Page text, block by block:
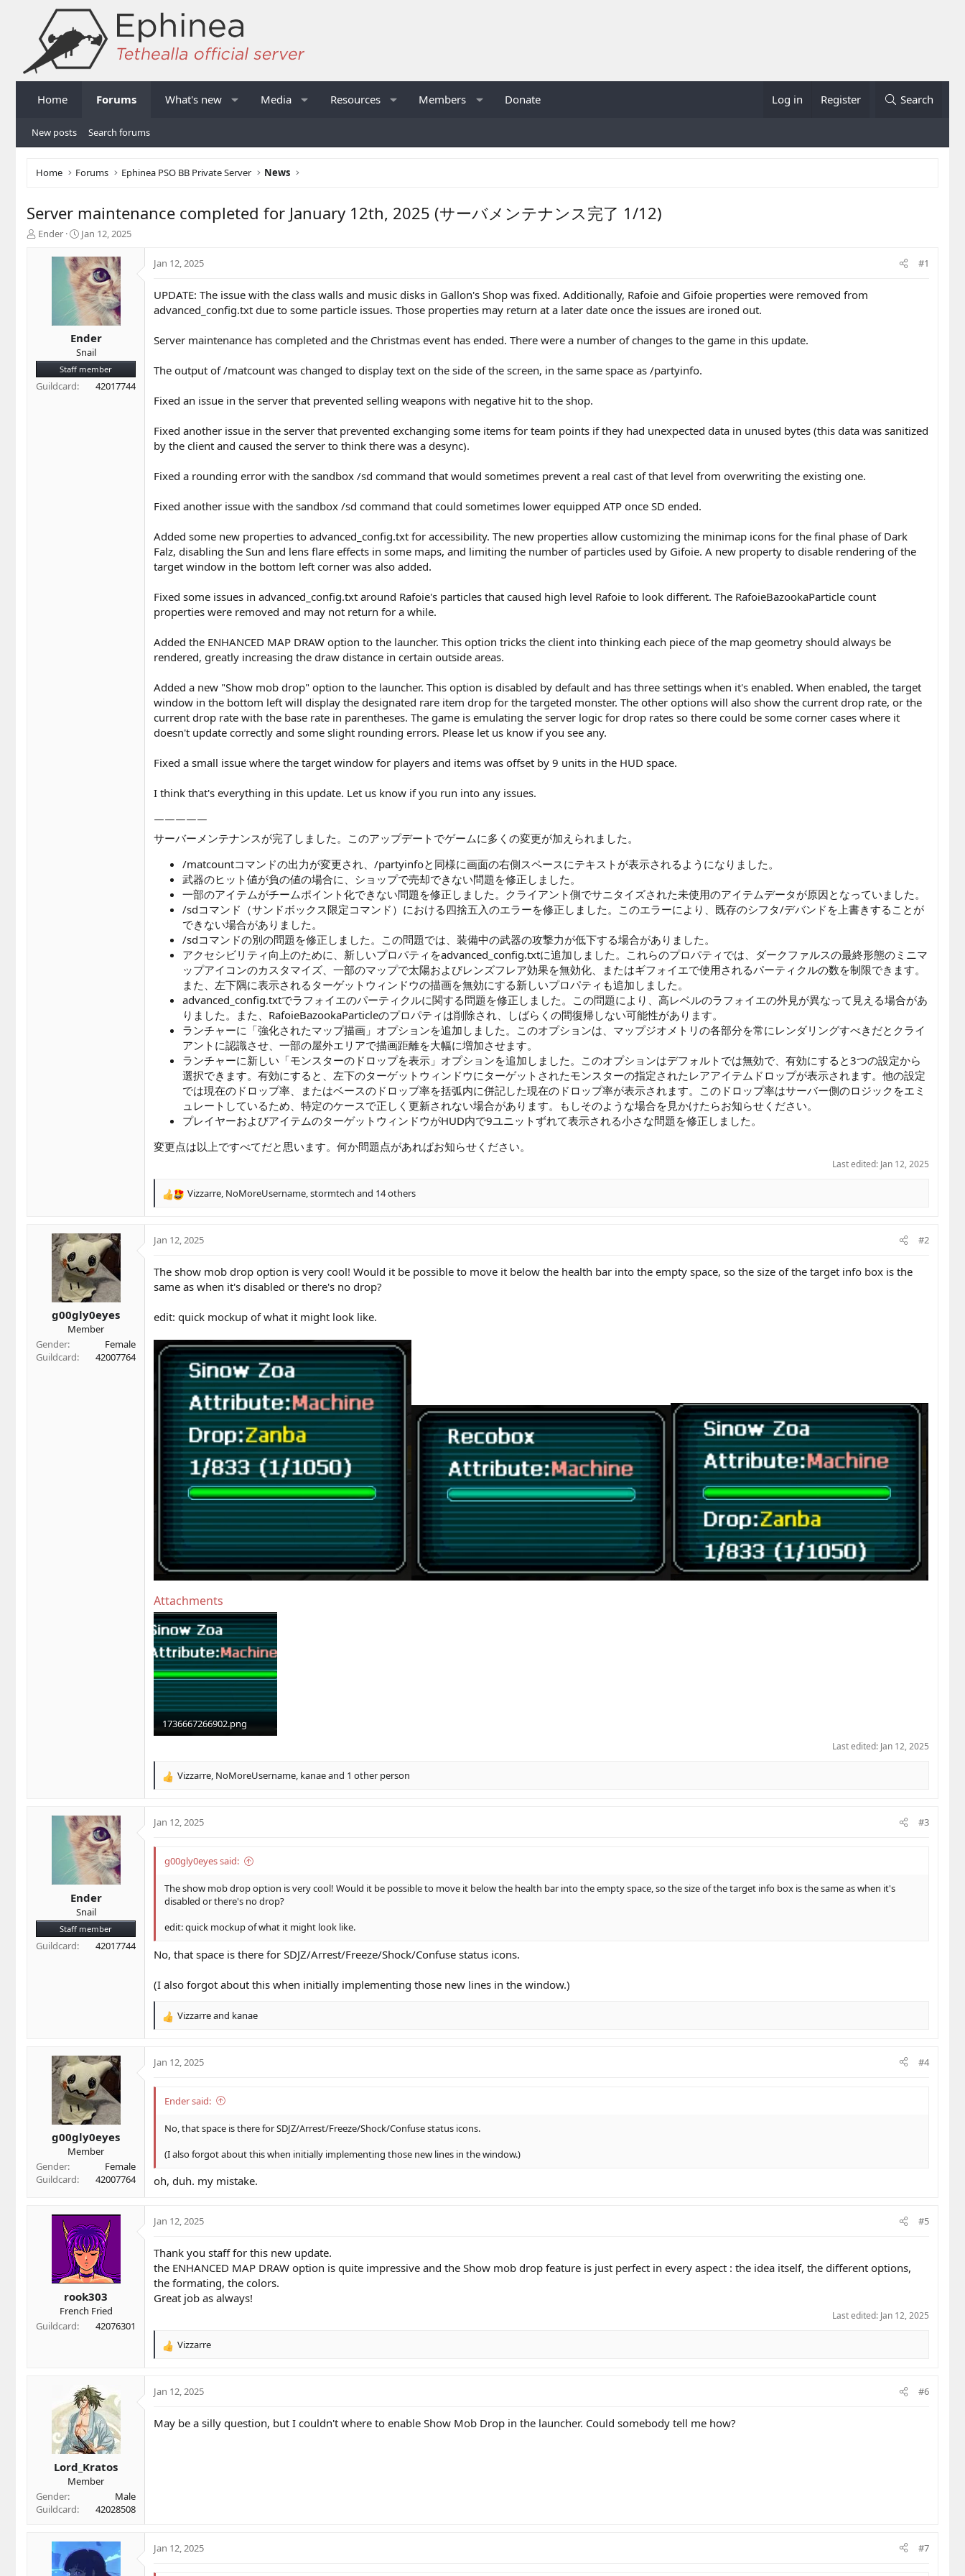
Home Forums What's new Media Resources Members Donate Log in Register Search
New posts Search forums
Home Forums Ephinea PSO BB Private Server News
Server maintenance completed for January 12th, 2025 (サーバメンテナンス完了 1/12)
T
t
e
r
Ender
S
a
r
t
d
a
t
e
Jan 12, 2025
Ender
Snail
Staff member
Guildcard 42017744
Jan 12, 2025 #1
UPDATE: The issue with the class walls and music disks in Gallon's Shop was fixed. Additionally, Rafoie and Gifoie properties were removed from
advanced_config.txt due to some particle issues. Those properties may return at a later date once the issues are ironed out.
Server maintenance has completed and the Christmas event has ended. There were a number of changes to the game in this update.
The output of /matcount was changed to display text on the side of the screen, in the same space as /partyinfo.
Fixed an issue in the server that prevented selling weapons with negative hit to the shop.
Fixed another issue in the server that prevented exchanging some items for team points if they had unexpected data in unused bytes (this data was sanitized
by the client and caused the server to think there was a desync).
Fixed a rounding error with the sandbox /sd command that would sometimes prevent a real cast of that level from overwriting the existing one.
Fixed another issue with the sandbox /sd command that could sometimes lower equipped ATP once SD ended.
Added some new properties to advanced_config.txt for accessibility. The new properties allow customizing the minimap icons for the final phase of Dark
Falz, disabling the Sun and lens flare effects in some maps, and limiting the number of particles used by Gifoie. A new property to disable rendering of the
target window in the bottom left corner was also added.
Fixed some issues in advanced_config.txt around Rafoie's particles that caused high level Rafoie to look different. The RafoieBazookaParticle count
properties were removed and may not return for a while.
Added the ENHANCED MAP DRAW option to the launcher. This option tricks the client into thinking each piece of the map geometry should always be
rendered, greatly increasing the draw distance in certain outside areas.
Added a new "Show mob drop" option to the launcher. This option is disabled by default and has three settings when it's enabled. When enabled, the target
window in the bottom left will display the designated rare item drop for the targeted monster. The other options will also show the current drop rate, or the
current drop rate with the base rate in parentheses. The game is emulating the server logic for drop rates so there could be some corner cases where it
doesn't update correctly and some slight rounding errors. Please let us know if you see any.
Fixed a small issue where the target window for players and items was offset by 9 units in the HUD space.
I think that's everything in this update. Let us know if you run into any issues.
￣￣￣￣￣
サーバーメンテナンスが完了しました。このアップデートでゲームに多くの変更が加えられました。
/matcountコマンドの出力が変更され、/partyinfoと同様に画面の右側スペースにテキストが表示されるようになりました。
武器のヒット値が負の値の場合に、ショップで売却できない問題を修正しました。
一部のアイテムがチームポイント化できない問題を修正しました。クライアント側でサニタイズされた未使用のアイテムデータが原因となっていました。
/sdコマンド（サンドボックス限定コマンド）における四捨五入のエラーを修正しました。このエラーにより、既存のシフタ/デバンドを上書きすることが
できない場合がありました。
/sdコマンドの別の問題を修正しました。この問題では、装備中の武器の攻撃力が低下する場合がありました。
アクセシビリティ向上のために、新しいプロパティをadvanced_config.txtに追加しました。これらのプロパティでは、ダークファルスの最終形態のミニマ
ップアイコンのカスタマイズ、一部のマップで太陽およびレンズフレア効果を無効化、またはギフォイエで使用されるパーティクルの数を制限できます。
また、左下隅に表示されるターゲットウィンドウの描画を無効にする新しいプロパティも追加しました。
advanced_config.txtでラフォイエのパーティクルに関する問題を修正しました。この問題により、高レベルのラフォイエの外見が異なって見える場合があ
りました。また、RafoieBazookaParticleのプロパティは削除され、しばらくの間復帰しない可能性があります。
ランチャーに「強化されたマップ描画」オプションを追加しました。このオプションは、マップジオメトリの各部分を常にレンダリングすべきだとクライ
アントに認識させ、一部の屋外エリアで描画距離を大幅に増加させます。
ランチャーに新しい「モンスターのドロップを表示」オプションを追加しました。このオプションはデフォルトでは無効で、有効にすると3つの設定から
選択できます。有効にすると、左下のターゲットウィンドウにターゲットされたモンスターの指定されたレアアイテムドロップが表示されます。他の設定
では現在のドロップ率、またはベースのドロップ率を括弧内に併記した現在のドロップ率が表示されます。このドロップ率はサーバー側のロジックをエミ
ュレートしているため、特定のケースで正しく更新されない場合があります。もしそのような場合を見かけたらお知らせください。
プレイヤーおよびアイテムのターゲットウィンドウがHUD内で9ユニットずれて表示される小さな問題を修正しました。
変更点は以上ですべてだと思います。何か問題点があればお知らせください。
Last edited: Jan 12, 2025
R
c
o
n
:
Vizzarre, NoMoreUsername,stormtech and 14 others
g00gly0eyes
Member
Gender
Female
Guildcard
42007764
Jan 12, 2025 #2
The show mob drop option is very cool! Would it be possible to move it below the health bar into the empty space, so the size of the target info box is the
same as when it's disabled or there's no drop?
edit: quick mockup of what it might look like.
Attachments
1736667266902.png
Last edited: Jan 12, 2025
R
c
o
s
Vizzarre, NoMoreUsername, kanaeand 1 other person
Ender
Snail
Staff member
Guildcard 42017744
Jan 12, 2025 #3
g00gly0eyes said:
The show mob drop option is very cool! Would it be possible to move it below the health bar into the empty space, so the size of the target info box is the same as when it's
disabled or there's no drop?
edit: quick mockup of what it might look like.
No, that space is there for SDJZ/Arrest/Freeze/Shock/Confuse status icons.
(I also forgot about this when initially implementing those new lines in the window.)
R
c
o
s
Vizzarreand kanae
g00gly0eyes
Member
Gender
Female
Guildcard
42007764
Jan 12, 2025 #4
Ender said:
No, that space is there for SDJZ/Arrest/Freeze/Shock/Confuse status icons.
(I also forgot about this when initially implementing those new lines in the window.)
oh, duh. my mistake.
rook303
French Fried
Guildcard
42076301
Jan 12, 2025 #5
Thank you staff for this new update.
the ENHANCED MAP DRAW option is quite impressive and the Show mob drop feature is just perfect in every aspect : the idea itself, the different options,
the formating, the colors.
Great job as always!
Last edited: Jan 12, 2025
R
c
o
Vizzarre
Lord_Kratos
Member
Gender
Male
Guildcard
42028508
Jan 12, 2025 #6
May be a silly question, but I couldn't where to enable Show Mob Drop in the launcher. Could somebody tell me how?
Jan 12, 2025 #7